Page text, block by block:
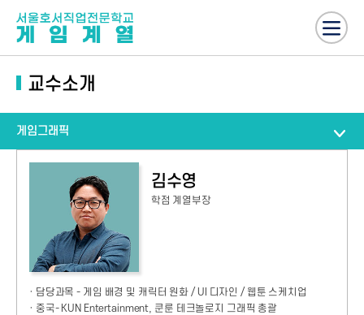
교수소개
게임그래픽
김수영
학점 계열부장
· 담당과목 - 게임 배경 및 캐릭터 원화 / UI 디자인 / 웹툰 스케치업
· 중국- KUN Entertainment, 쿤룬 테크놀로지 그래픽 총괄